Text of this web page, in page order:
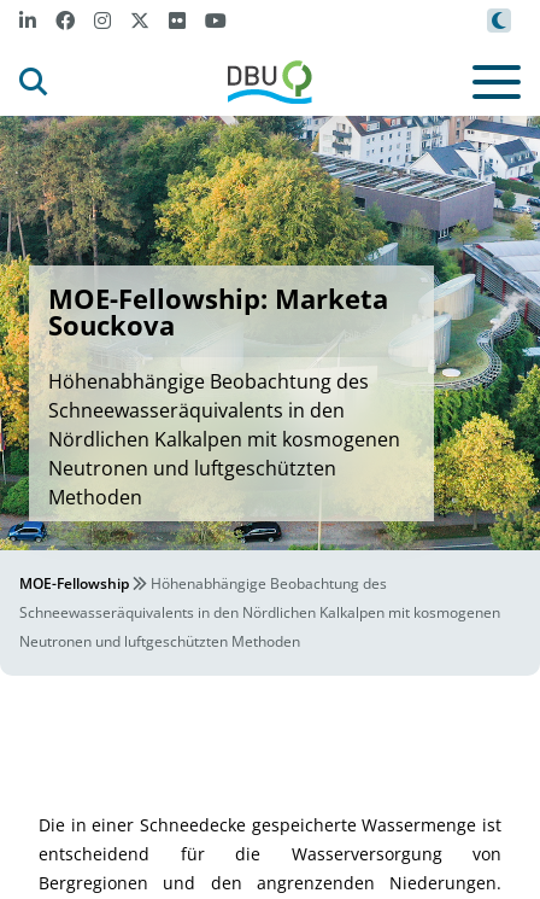
MOE-Fellowship: Marketa
Souckova
Höhenabhängige Beobachtung des
Schneewasseräquivalents in den
Nördlichen Kalkalpen mit kosmogenen
Neutronen und luftgeschützten
Methoden
MOE-Fellowship
Höhenabhängige Beobachtung des
Schneewasseräquivalents in den Nördlichen Kalkalpen mit kosmogenen
Neutronen und luftgeschützten Methoden
Die in einer Schneedecke gespeicherte Wassermenge ist
entscheidend für die Wasserversorgung von
Bergregionen und den angrenzenden Niederungen.